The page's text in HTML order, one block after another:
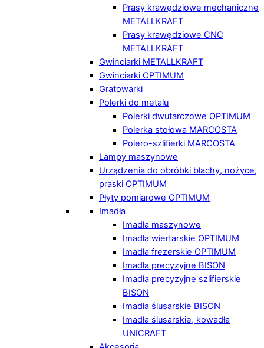
Prasy krawędziowe mechaniczne
METALLKRAFT
Prasy krawędziowe CNC
METALLKRAFT
Gwinciarki METALLKRAFT
Gwinciarki OPTIMUM
Gratowarki
Polerki do metalu
Polerki dwutarczowe OPTIMUM
Polerka stołowa MARCOSTA
Polero-szlifierki MARCOSTA
Lampy maszynowe
Urządzenia do obróbki blachy, nożyce,
praski OPTIMUM
Płyty pomiarowe OPTIMUM
Imadła
Imadła maszynowe
Imadła wiertarskie OPTIMUM
Imadła frezerskie OPTIMUM
Imadła precyzyjne BISON
Imadła precyzyjne szlifierskie
BISON
Imadła ślusarskie BISON
Imadła ślusarskie, kowadła
UNICRAFT